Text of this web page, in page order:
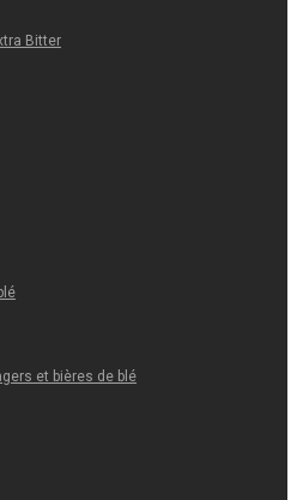
Bitter
et bières de blé